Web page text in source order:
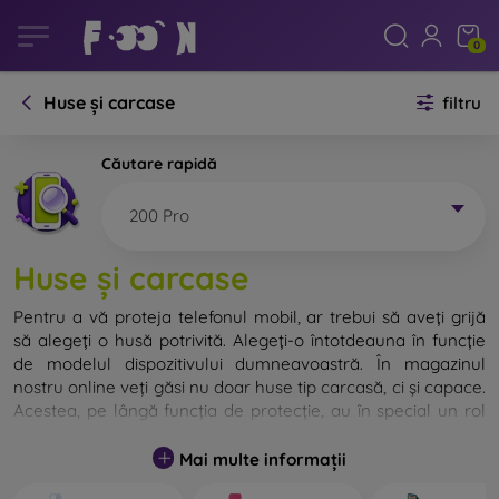
0
Huse și carcase filtru
Căutare rapidă
200 Pro
Huse și carcase
Pentru a vă proteja telefonul mobil, ar trebui să aveți grijă
să alegeți o husă potrivită. Alegeți-o întotdeauna în funcție
de modelul dispozitivului dumneavoastră. În magazinul
nostru online veți găsi nu doar huse tip carcasă, ci și capace.
Acestea, pe lângă funcția de protecție, au în special un rol
Capacul pentru telefon poate fi numit și capac posterior.
Mai multe informații